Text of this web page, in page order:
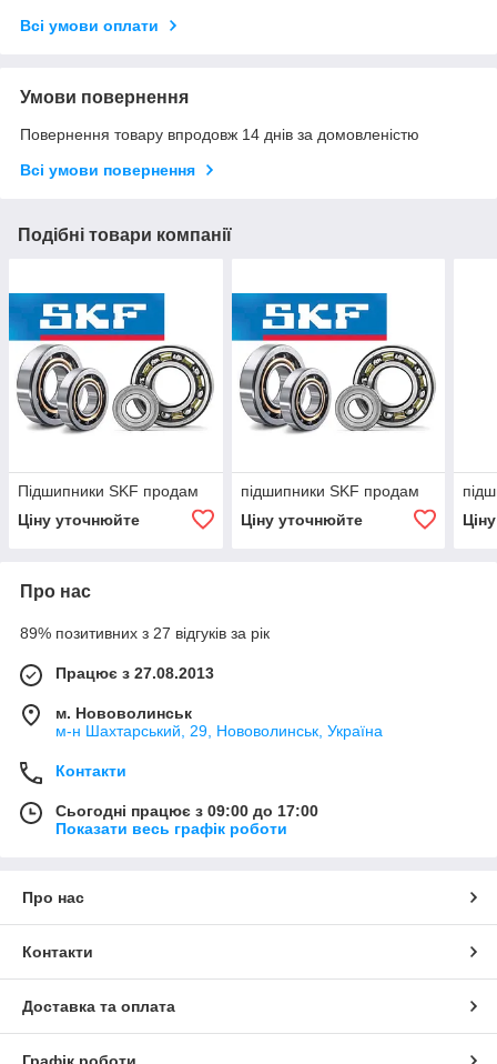
Всі умови оплати
Умови повернення
Повернення товару впродовж 14 днів за домовленістю
Всі умови повернення
Подібні товари компанії
Підшипники SKF продам
Ціну уточнюйте
підшипники SKF продам
Ціну уточнюйте
Про нас
89% позитивних з 27 відгуків за рік
Працює з 27.08.2013
м. Нововолинськ
м-н Шахтарський, 29, Нововолинськ, Україна
Контакти
Сьогодні працює з 09:00 до 17:00
Показати весь графік роботи
Про нас
Контакти
Доставка та оплата